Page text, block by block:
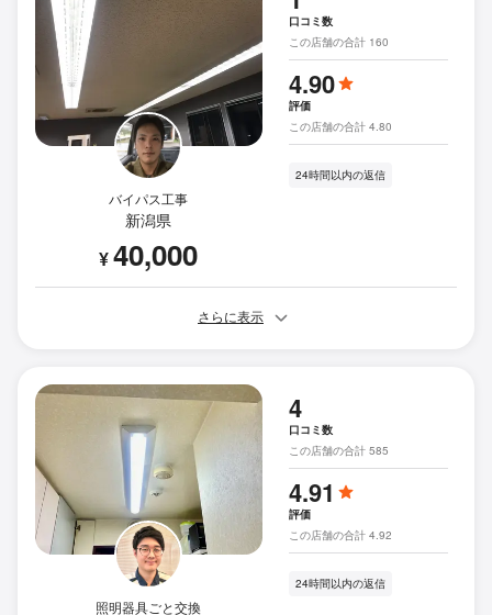
バイパス工事
新潟県
¥40,000
口コミ数
この店舗の合計 160
4.90
評価
この店舗の合計 4.80
24時間以内の返信
さらに表示
照明器具ごと交換
4
口コミ数
この店舗の合計 585
4.91
評価
この店舗の合計 4.92
24時間以内の返信